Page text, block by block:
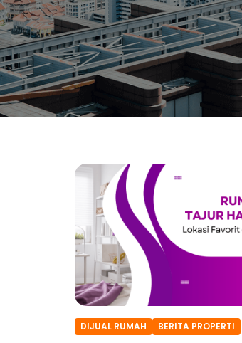
DIJUAL RUMAH BERITA PROPERTI